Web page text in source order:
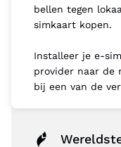
bellen tegen
simkaart kopen.
Installeer je e-
provider naar de
bij een van de